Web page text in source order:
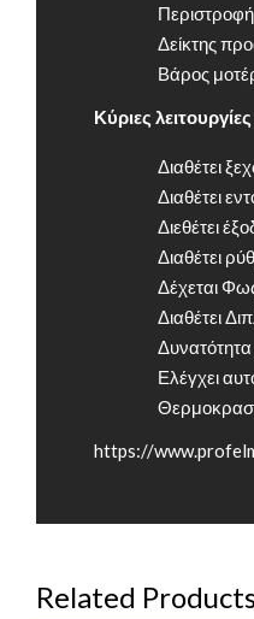
Δείκτης
Βάρος
Κύριες
Διαθέτει
Διαθέτει
Διεθέτει
Διαθέτει
Δέχεται
Διαθέτει
Ελέγχει
https://
Related